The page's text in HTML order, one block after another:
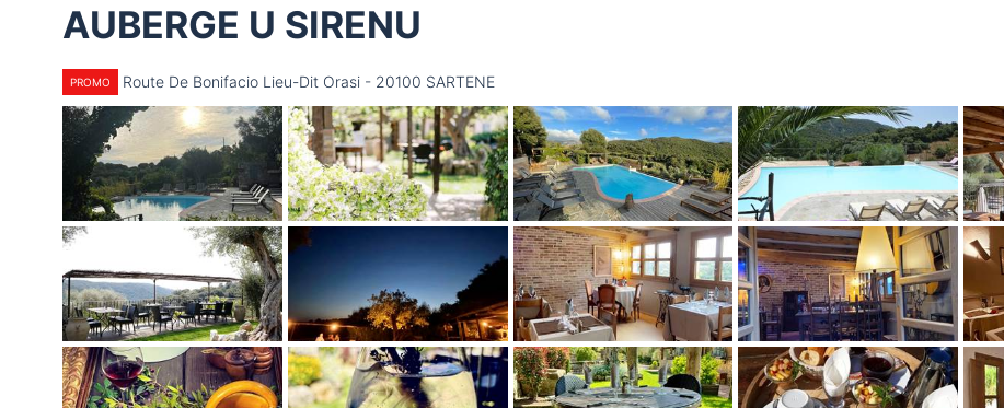
AUBERGE U SIRENU
PROMO Route De Bonifacio Lieu-Dit Orasi - 20100 SARTENE